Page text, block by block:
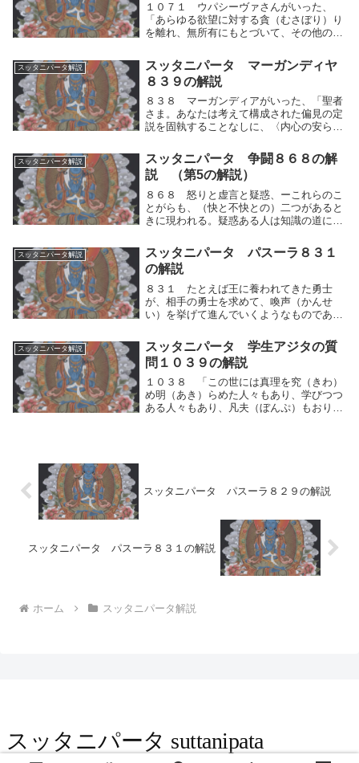
１０７１ ウパシーヴァさんがいった、
「あらゆる欲望に対する貪（むさぼり）り
を離れ、無所有にもとづいて、その他のも
いて解脱した人、ーかれは退きあともどり
することなく、そこに安住するでありまし
ょうか？」１０...
スッタニパータ解説
スッタニパータ マーガンディヤ
８３９の解説
８３８ マーガンディアがいった、「聖者
さま。あなたは考えて構成された偏見の定
説を固執することなしに、〈内心の安ら
のことわりを諸々の賢人はどのように説い
ておられるのでしょうか？」８３９ 師は
答えた、「マー...
スッタニパータ解説
スッタニパータ 争闘８６８の解
説 （第5の解説）
８６８ 怒りと虚言と疑惑、ーこれらのこ
とがらも、（快と不快との）二つがあると
きに現われる。疑惑ある人は知識の道に学
らを説いたのである。」怒りと虚言と疑
惑、ーこれらのことがらも、人間的思考の
運動（快⇔不快...
スッタニパータ解説
スッタニパータ パスーラ８３１
の解説
８３１ たとえば王に養われてきた勇士
が、相手の勇士を求めて、喚声（かんせ
い）を挙げて進んでいくようなものであ
理に達した人の）いるところに到（いた）
れ。相手として戦うべきものは、あらかじ
め存在しないのであ...
スッタニパータ解説
スッタニパータ 学生アジタの質
問１０３９の解説
１０３８ 「この世には真理を究（きわ）
め明（あき）らめた人々もあり、学びつつ
ある人々もあり、凡夫（ぼんぷ）もおりま
スッタニパータ パスーラ８２９の解説
スッタニパータ パスーラ８３１の解説
ホーム スッタニパータ解説
スッタニパータ suttanipata